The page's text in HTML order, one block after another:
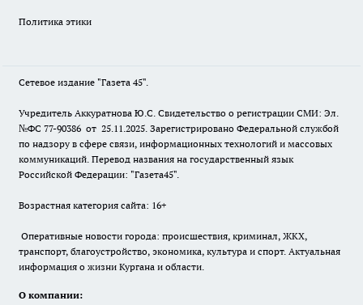
Политика этики
Сетевое издание "Газета 45".
Учредитель Аккуратнова Ю.С. Свидетельство о регистрации СМИ: Эл.
№ФС 77-90386 от 25.11.2025. Зарегистрировано Федеральной службой
по надзору в сфере связи, информационных технологий и массовых
коммуникаций. Перевод названия на государственный язык
Российской Федерации: "Газета45".
Возрастная категория сайта: 16+
Оперативные новости города: происшествия, криминал, ЖКХ,
транспорт, благоустройство, экономика, культура и спорт. Актуальная
информация о жизни Кургана и области.
О компании: